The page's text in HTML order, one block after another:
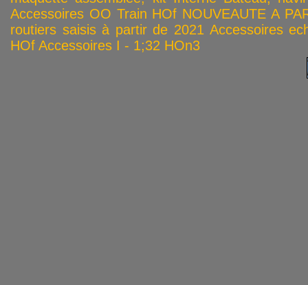
Accessoires OO Train HOf NOUVEAUTE A
routiers saisis à partir de 2021 Accessoires
HOf Accessoires I - 1;32 HOn3